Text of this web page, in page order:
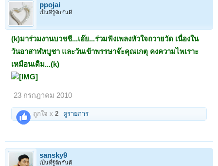
ppojai
เป็นที่รู้จักกันดี
(k)มาร่วมงานบวชชี...เอ๊ย...ร่วมฟังเพลงหัวใจถวายวัด เนื่องใน
วันอาสาฬหบูชา และวันเข้าพรรษาจ๊ะคุณเกตุ คงความไพเราะ
เหมือนเดิม...(k)
23 กรกฎาคม 2010
ถูกใจ x2 ดูรายการ
sansky9
เป็นที่รู้จักกันดี